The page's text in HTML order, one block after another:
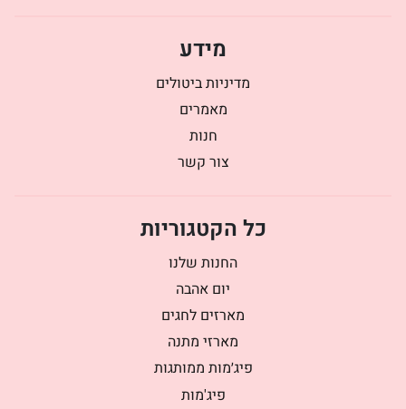
מידע
מדיניות ביטולים
מאמרים
חנות
צור קשר
כל הקטגוריות
החנות שלנו
יום אהבה
מארזים לחגים
מארזי מתנה
פיג׳מות ממותגות
פיג'מות